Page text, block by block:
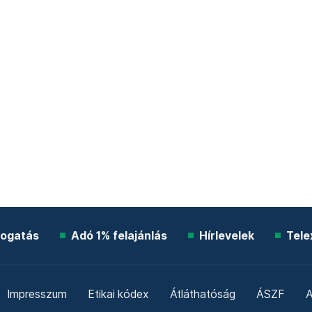
Adó 1% felajánlás Hírlevelek
Impresszum Etikai kódex Átláthatóság ÁSZF